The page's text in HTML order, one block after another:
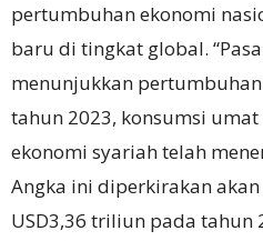
pertumbuhan ekonomi
baru di tingkat global.
menunjukkan
tahun 2023, konsumsi
ekonomi syariah telah
Angka ini diperkirakan
USD3,36 triliun pada tahun